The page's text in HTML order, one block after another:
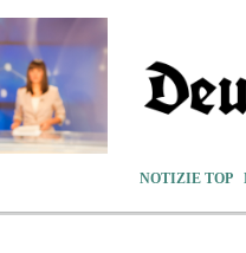
NOTIZIE TOP